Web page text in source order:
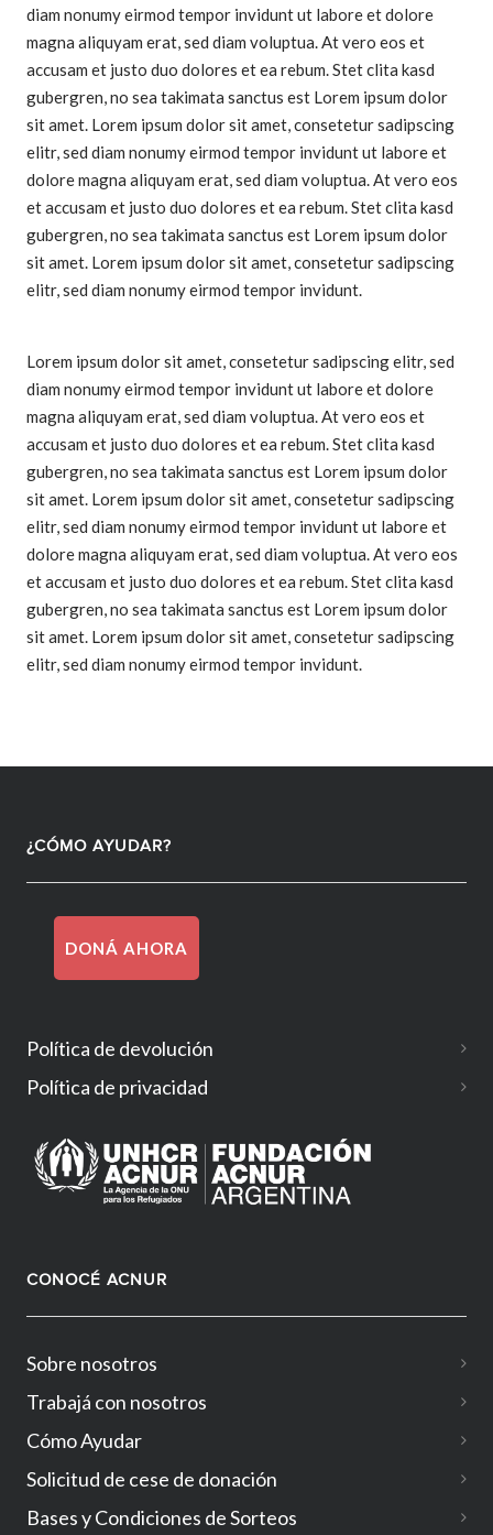
diam nonumy eirmod tempor invidunt ut labore et dolore
magna aliquyam erat, sed diam voluptua. At vero eos et
accusam et justo duo dolores et ea rebum. Stet clita kasd
gubergren, no sea takimata sanctus est Lorem ipsum dolor
sit amet. Lorem ipsum dolor sit amet, consetetur sadipscing
elitr, sed diam nonumy eirmod tempor invidunt ut labore et
dolore magna aliquyam erat, sed diam voluptua. At vero eos
et accusam et justo duo dolores et ea rebum. Stet clita kasd
gubergren, no sea takimata sanctus est Lorem ipsum dolor
sit amet. Lorem ipsum dolor sit amet, consetetur sadipscing
elitr, sed diam nonumy eirmod tempor invidunt.
Lorem ipsum dolor sit amet, consetetur sadipscing elitr, sed
diam nonumy eirmod tempor invidunt ut labore et dolore
magna aliquyam erat, sed diam voluptua. At vero eos et
accusam et justo duo dolores et ea rebum. Stet clita kasd
gubergren, no sea takimata sanctus est Lorem ipsum dolor
sit amet. Lorem ipsum dolor sit amet, consetetur sadipscing
elitr, sed diam nonumy eirmod tempor invidunt ut labore et
dolore magna aliquyam erat, sed diam voluptua. At vero eos
et accusam et justo duo dolores et ea rebum. Stet clita kasd
gubergren, no sea takimata sanctus est Lorem ipsum dolor
sit amet. Lorem ipsum dolor sit amet, consetetur sadipscing
elitr, sed diam nonumy eirmod tempor invidunt.
¿CÓMO AYUDAR?
DONÁ AHORA
Política de devolución
Política de privacidad
CONOCÉ ACNUR
Sobre nosotros
Trabajá con nosotros
Cómo Ayudar
Solicitud de cese de donación
Bases y Condiciones de Sorteos